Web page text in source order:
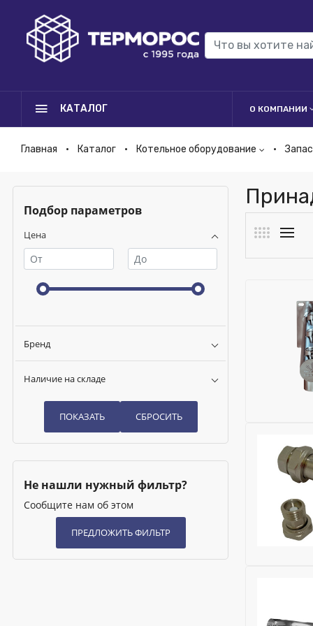
КАТАЛОГ О КОМПАНИИ
Главная Каталог Котельное оборудование
Подбор параметров
Цена
Бренд
Наличие на складе
Не нашли нужный фильтр?
Сообщите нам об этом
Сменная
Для
Для
Для ГВС:
Для